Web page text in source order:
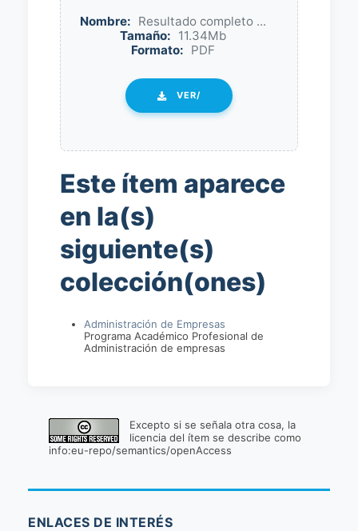
Nombre: Resultado completo ...
Tamaño: 11.34Mb
Formato: PDF
VER/
Este ítem aparece
en la(s)
siguiente(s)
colección(ones)
Administración de Empresas
Programa Académico Profesional de
Administración de empresas
Excepto si se señala otra cosa, la
licencia del ítem se describe como
info:eu-repo/semantics/openAccess
ENLACES DE INTERÉS